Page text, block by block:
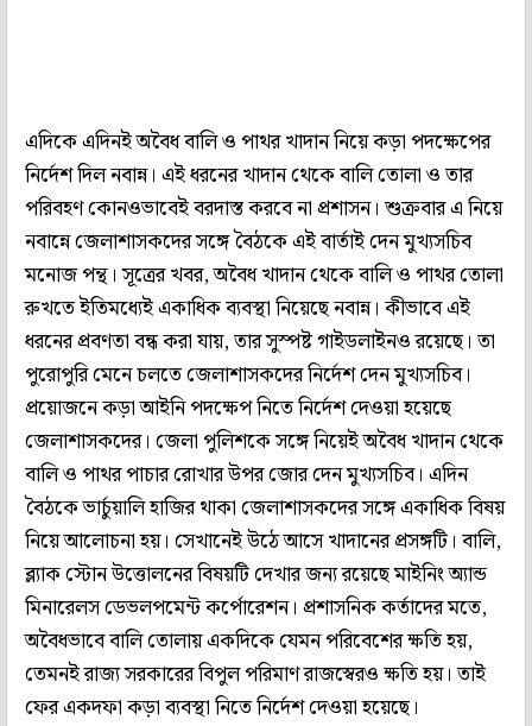
এদিকে এদিনই অবৈধ বালি ও পাথর খাদান নিয়ে কড়া পদক্ষেপের
নির্দেশ দিল নবান্ন। এই ধরনের খাদান থেকে বালি তোলা ও তার
পরিবহণ কোনওভাবেই বরদাস্ত করবে না প্রশাসন। শুক্রবার এ নিয়ে
নবান্নে জেলাশাসকদের সঙ্গে বৈঠকে এই বার্তাই দেন মুখ্যসচিব
মনোজ পন্থ। সূত্রের খবর, অবৈধ খাদান থেকে বালি ও পাথর তোলা
রুখতে ইতিমধ্যেই একাধিক ব্যবস্থা নিয়েছে নবান্ন। কীভাবে এই
ধরনের প্রবণতা বন্ধ করা যায়, তার সুস্পষ্ট গাইডলাইনও রয়েছে। তা
পুরোপুরি মেনে চলতে জেলাশাসকদের নির্দেশ দেন মুখ্যসচিব।
প্রয়োজনে কড়া আইনি পদক্ষেপ নিতে নির্দেশ দেওয়া হয়েছে
জেলাশাসকদের। জেলা পুলিশকে সঙ্গে নিয়েই অবৈধ খাদান থেকে
বালি ও পাথর পাচার রোখার উপর জোর দেন মুখ্যসচিব। এদিন
বৈঠকে ভার্চুয়ালি হাজির থাকা জেলাশাসকদের সঙ্গে একাধিক বিষয়
নিয়ে আলোচনা হয়। সেখানেই উঠে আসে খাদানের প্রসঙ্গটি। বালি,
ব্ল‍্যাক স্টোন উত্তোলনের বিষয়টি দেখার জন্য রয়েছে মাইনিং অ্যান্ড
মিনারেলস ডেভলপমেন্ট কর্পোরেশন। প্রশাসনিক কর্তাদের মতে,
অবৈধভাবে বালি তোলায় একদিকে যেমন পরিবেশের ক্ষতি হয়,
তেমনই রাজ্য সরকারের বিপুল পরিমাণ রাজস্বেরও ক্ষতি হয়। তাই
ফের একদফা কড়া ব্যবস্থা নিতে নির্দেশ দেওয়া হয়েছে।